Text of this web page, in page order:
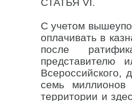
С учетом
оплачивать в
после
представителю
Всероссийского,
семь миллионов
территории и